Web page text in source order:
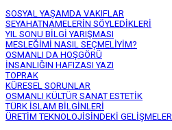
SOSYAL YAŞAMDA VAKIFLAR
SEYAHATNAMELERİN SÖYLEDİKLERİ
YIL SONU BİLGİ YARIŞMASI
MESLEĞİMİ NASIL SEÇMELİYİM?
OSMANLI DA HOŞGÖRÜ
İNSANLIĞIN HAFIZASI YAZI
TOPRAK
KÜRESEL SORUNLAR
OSMANLI KÜLTÜR SANAT ESTETİK
TÜRK İSLAM BİLGİNLERİ
ÜRETİM TEKNOLOJİSİNDEKİ GELİŞMELER